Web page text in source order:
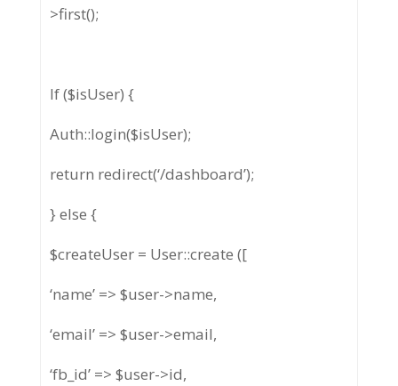
>first();
If ($isUser) {
Auth::login($isUser);
return redirect(‘/dashboard’);
} else {
$createUser = User::create ([
‘name’ => $user->name,
‘email’ => $user->email,
‘fb_id’ => $user->id,